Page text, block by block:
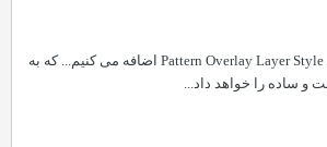
Pattern Overlay Layerاضافه می کنیم... که به
ساده را خواهد داد...